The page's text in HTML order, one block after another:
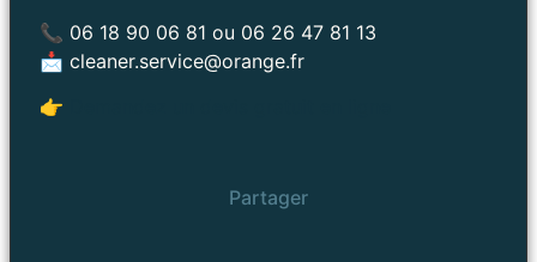
📞 06 18 90 06 81 ou 06 26 47 81 13
📩 cleaner.service@orange.fr
👉
Partager